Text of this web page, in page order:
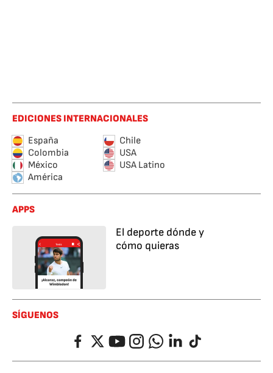
EDICIONES INTERNACIONALES
España
Chile
Colombia
USA
México
USA Latino
América
APPS
El deporte dónde y
cómo quieras
SÍGUENOS
FacebookTwitterYouTubeInstagramWhatsappLinkedIn
TikTok